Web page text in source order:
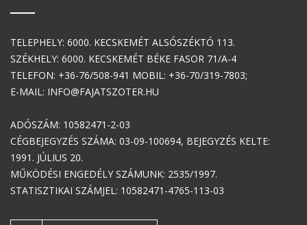
TELEPHELY: 6000. KECSKEMÉT ALSÓSZÉKTÓ 113.
SZÉKHELY: 6000. KECSKEMÉT BÉKE FASOR 71/A-4
TELEFON: +36-76/508-941 MOBIL: +36-70/319-7803;
E-MAIL: INFO@FAJATSZOTER.HU
ADÓSZÁM: 10582471-2-03
CÉGBEJEGYZÉS SZÁMA: 03-09-100694, BEJEGYZÉS KELTE:
1991. JÚLIUS 20.
MŰKÖDÉSI ENGEDÉLY SZÁMUNK: 2535/1997.
STATISZTIKAI SZÁMJEL: 10582471-4765-113-03